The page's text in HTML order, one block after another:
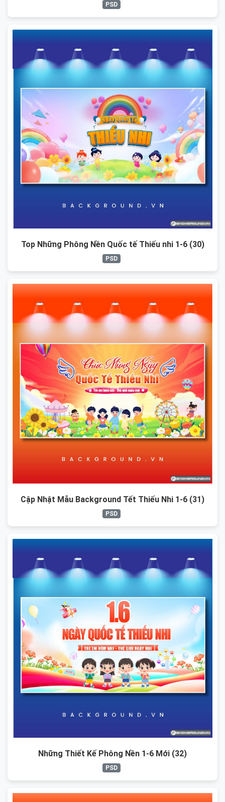
PSD
Top Những Phông Nền Quốc tế Thiếu nhi 1-6 (30)
PSD
Cập Nhật Mẫu Background Tết Thiếu Nhi 1-6 (31)
PSD
Những Thiết Kế Phông Nền 1-6 Mới (32)
PSD